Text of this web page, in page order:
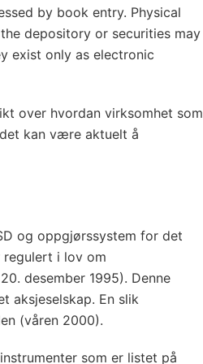
by book entry. Physical
depository or securities may
exist only as electronic
over hvordan virksomhet som
kan være aktuelt å
og oppgjørssystem for det
regulert i lov om
desember 1995). Denne
aksjeselskap. En slik
(våren 2000).
som er listet på